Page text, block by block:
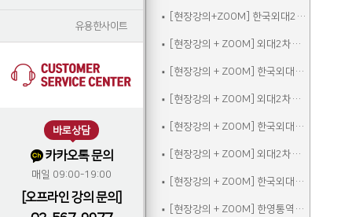
유용한사이트
바로상담
카카오톡 문의
매일 09:00-19:00
[오프라인 강의 문의]
[현장강의+ZOOM] 한국외대2차실전통역모의고사B
[현장강의 + ZOOM] 외대2차모의고사B
[현장강의 + ZOOM] 한국외대2차실전통역모의고사C
[현장강의 + ZOOM] 외대2차모의고사C
[현장강의 + ZOOM] 한국외대2차실전통역모의고사A_참관
[현장강의 + ZOOM] 외대2차모의고사D
[현장강의 + ZOOM] 한국외대2차실전통역모의고사B_참관
[현장강의 + ZOOM] 한영통역집중